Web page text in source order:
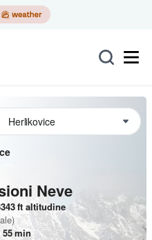
Neve
ft altitudine
55min